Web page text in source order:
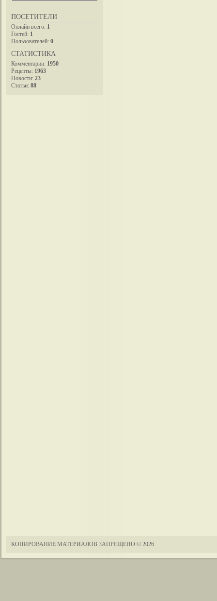
ПОСЕТИТЕЛИ
Онлайн всего: 1
Гостей: 1
Пользователей: 0
СТАТИСТИКА
Комментарии: 1950
Рецепты: 1963
Новости: 23
Статьи: 88
КОПИРОВАНИЕ МАТЕРИАЛОВ ЗАПРЕЩЕНО © 2026